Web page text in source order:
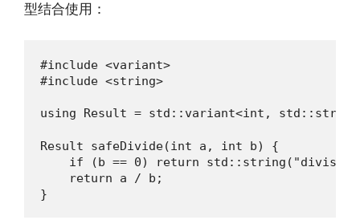
型结合使用：
#include <variant>
#include <string>
using Result = std::variant<int, std::string>;
Result safeDivide(int a, int b) {
if (b == 0) return
    return a / b;
}